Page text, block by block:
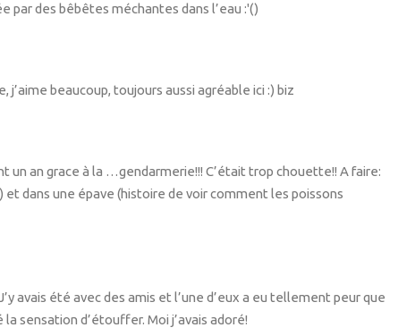
par des bêbêtes méchantes dans l’eau :'()
j’aime beaucoup, toujours aussi agréable ici :) biz
un an grace à la …gendarmerie!!! C’était trop chouette!! A faire:
dans une épave (histoire de voir comment les poissons
avais été avec des amis et l’une d’eux a eu tellement peur que
sensation d’étouffer. Moi j’avais adoré!